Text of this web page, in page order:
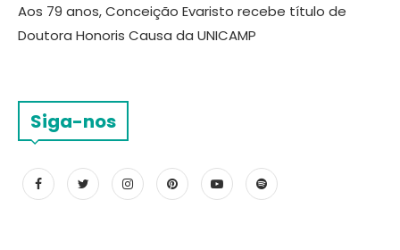
Aos 79 anos, Conceição Evaristo recebe título de
Doutora Honoris Causa da UNICAMP
Siga-nos